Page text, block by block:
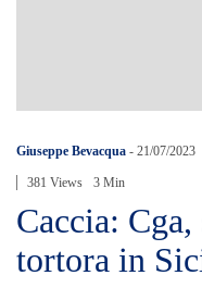
Giuseppe Bevacqua - 21/07/2023
381 Views 3 Min
Caccia:
tortora in